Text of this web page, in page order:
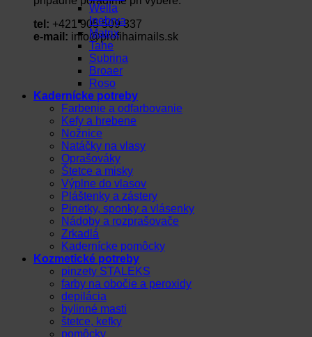
tel: +421 905 509 337
e-mail: info@profihairnails.sk
Wella
Inebrya
Matrix
Tahe
Subrina
Broaer
Roso
Kadernícke potreby
Farbenie a odfarbovanie
Kefy a hrebene
Nožnice
Natáčky na vlasy
Oprašováky
Štetce a misky
Výplne do vlasov
Pláštenky a zástery
Pinetky, sponky a vlásenky
Nádoby a rozprašovače
Zrkadlá
Kadernícke pomôcky
Kozmetické potreby
pinzety STALEKS
farby na obočie a peroxidy
depilácia
bylinné masti
štetce, kefky
pomôcky